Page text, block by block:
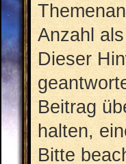
Anzahl
Dieser
Beitrag
halten,
Bitte